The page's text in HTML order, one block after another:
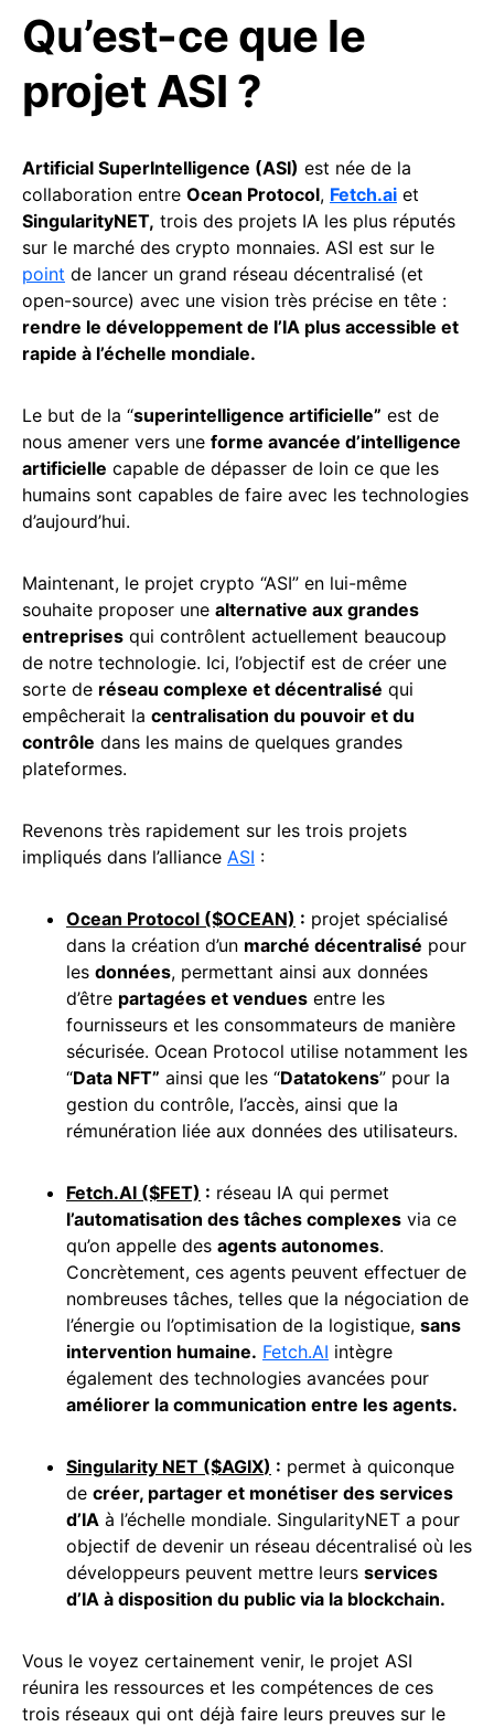
Qu’est-ce que le
projet ASI ?
Artificial SuperIntelligence (ASI) est née de la
collaboration entre Ocean Protocol, Fetch.ai et
SingularityNET, trois des projets IA les plus réputés
sur le marché des crypto monnaies. ASI est sur le
point de lancer un grand réseau décentralisé (et
open-source) avec une vision très précise en tête :
rendre le développement de l’IA plus accessible et
rapide à l’échelle mondiale.
Le but de la “superintelligence artificielle” est de
nous amener vers une forme avancée d’intelligence
artificielle capable de dépasser de loin ce que les
humains sont capables de faire avec les technologies
d’aujourd’hui.
Maintenant, le projet crypto “ASI” en lui-même
souhaite proposer une alternative aux grandes
entreprises qui contrôlent actuellement beaucoup
de notre technologie. Ici, l’objectif est de créer une
sorte de réseau complexe et décentralisé qui
empêcherait la centralisation du pouvoir et du
contrôle dans les mains de quelques grandes
plateformes.
Revenons très rapidement sur les trois projets
impliqués dans l’alliance ASI :
Ocean Protocol ($OCEAN) : projet spécialisé
dans la création d’un marché décentralisé pour
les données, permettant ainsi aux données
d’être partagées et vendues entre les
fournisseurs et les consommateurs de manière
sécurisée. Ocean Protocol utilise notamment les
“Data NFT” ainsi que les “Datatokens” pour la
gestion du contrôle, l’accès, ainsi que la
rémunération liée aux données des utilisateurs.
Fetch.AI ($FET) : réseau IA qui permet
l’automatisation des tâches complexes via ce
qu’on appelle des agents autonomes.
Concrètement, ces agents peuvent effectuer de
nombreuses tâches, telles que la négociation de
l’énergie ou l’optimisation de la logistique, sans
intervention humaine. Fetch.AI intègre
également des technologies avancées pour
améliorer la communication entre les agents.
Singularity NET ($AGIX) : permet à quiconque
de créer, partager et monétiser des services
d’IA à l’échelle mondiale. SingularityNET a pour
objectif de devenir un réseau décentralisé où les
développeurs peuvent mettre leurs services
d’IA à disposition du public via la blockchain.
Vous le voyez certainement venir, le projet ASI
réunira les ressources et les compétences de ces
trois réseaux qui ont déjà faire leurs preuves sur le